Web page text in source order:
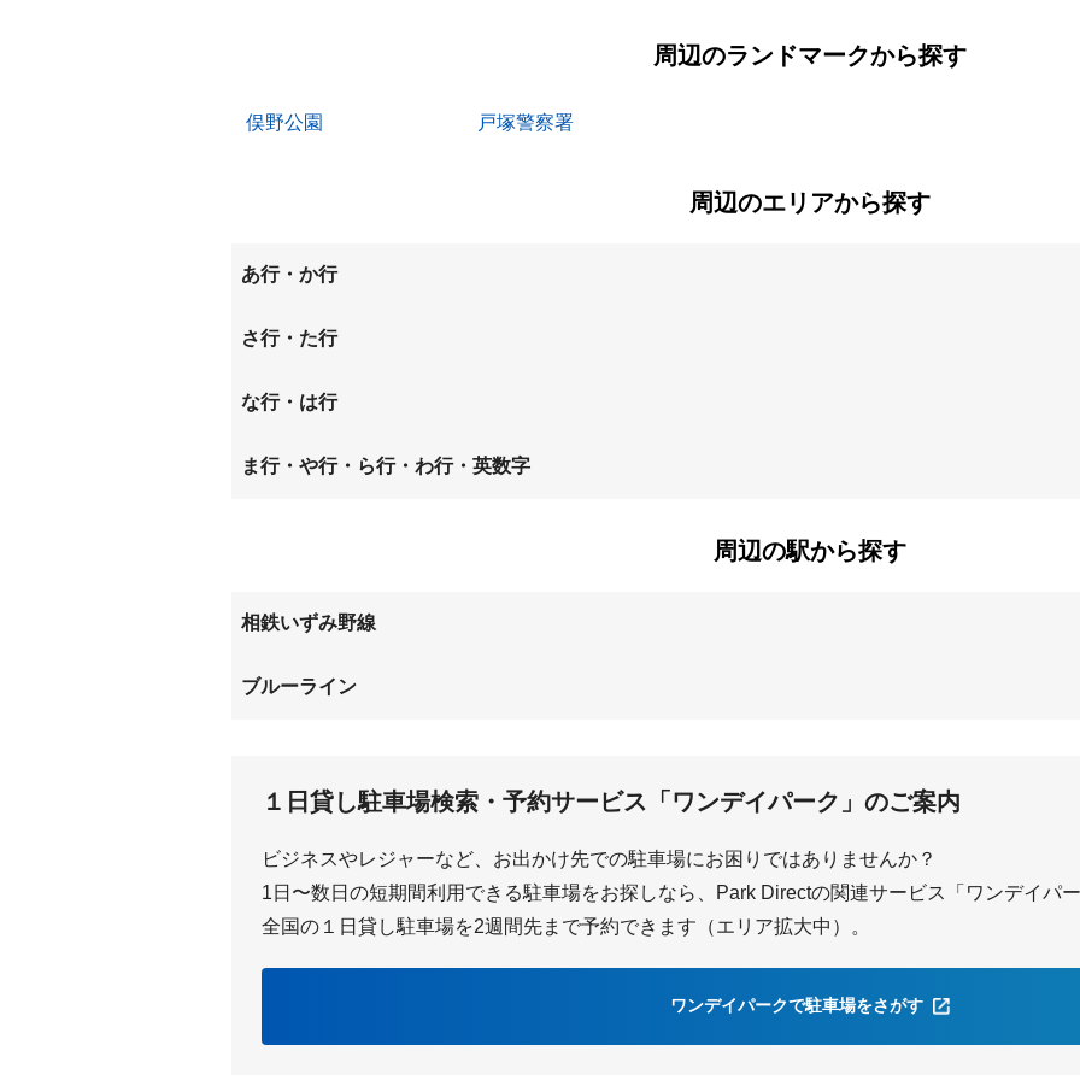
周辺のランドマークから探す
俣野公園 戸塚警察署
周辺のエリアから探す
あ行・か行
和泉が丘
桂坂
さ行・た行
下飯田町
な行・は行
中田北 中田町
ま行・や行・ら行・わ行・英数字
周辺の駅から探す
相鉄いずみ野線
ゆめが丘
ブルーライン
１日貸し駐車場検索・予約サービス「ワンデイパーク」のご案内
ビジネスやレジャーなど、お出かけ先での駐車場にお困りではありませんか？
1日〜数日の短期間利用できる駐車場をお探しなら、Park Directの関連サービス「ワンデイパ
全国の１日貸し駐車場を2週間先まで予約できます（エリア拡大中）。
ワンデイパークで駐車場をさがす